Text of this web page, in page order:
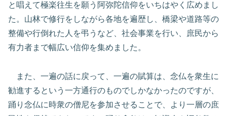
と唱えて極楽往生を願う阿弥陀信仰をいちはやく広めまし
た。山林で修行をしながら各地を遍歴し、橋梁や道路等の
整備や行倒れた人を弔うなど、社会事業を行い、庶民から
有力者まで幅広い信仰を集めました。
また、一遍の話に戻って、一遍の賦算は、念仏を衆生に
勧進するという一方通行のものでしかなかったのですが、
踊り念仏に時衆の僧尼を参加させることで、より一層の庶